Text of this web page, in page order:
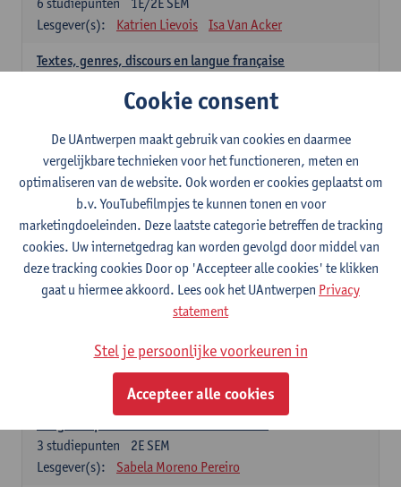
Lesgever(s):
Katrien Lievois Isa Van Acker
Textes, genres, discours en langue française
Kris Peeters
Spaans: verplichte opleidingsonderdelen
Gramática española 1
1E SEM
studiepunten
Lesgever(s):
Anne Verhaert
Gramática española 2
2E SEM
3studiepunten
Anne Verhaert
Lengua española: Destrezas básicas
Sabela Moreno Pereiro
2E SEM
3 studiepunten
Lesgever(s):
Sabela Moreno Pereiro
Cookie consent
De UAntwerpen maakt gebruik van cookies en daarmee
vergelijkbare technieken voor het functioneren, meten en
optimaliseren van de website. Ook worden er cookies geplaatst om
b.v. YouTubefilmpjes te kunnen tonen en voor
marketingdoeleinden. Deze laatste categorie betreffen de tracking
cookies. Uw internetgedrag kan worden gevolgd door middel van
deze tracking cookies Door op 'Accepteer alle cookies' te klikken
gaat u hiermee akkoord. Lees ook het UAntwerpen Privacy
statement
Stel je persoonlijke voorkeuren in
Accepteer alle cookies